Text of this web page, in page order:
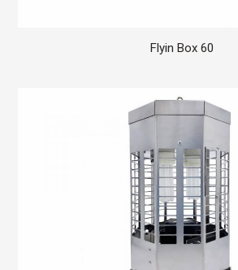
Flyin Box 60